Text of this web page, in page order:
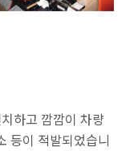
하고 깜깜이 차량
등이 적발되었습니